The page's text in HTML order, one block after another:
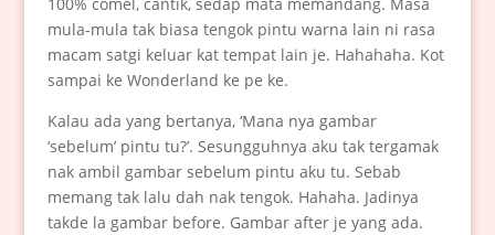
mula-mula tak biasa tengok pintu warna lain ni rasa
macam satgi keluar kat tempat lain je. Hahahaha. Kot
sampai ke Wonderland ke pe ke.
Kalau ada yang bertanya, ‘Mana nya gambar
‘sebelum’ pintu tu?’. Sesungguhnya aku tak tergamak
nak ambil gambar sebelum pintu aku tu. Sebab
memang tak lalu dah nak tengok. Hahaha. Jadinya
takde la gambar before. Gambar after je yang ada.